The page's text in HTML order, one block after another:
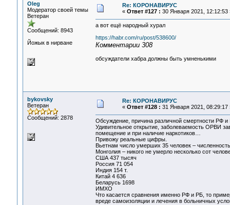
Oleg
Модератор своей темы
Ветеран
Сообщений: 8943
Йожык в нирване
Re: КОРОНАВИРУС
« Ответ #127 : 30 Января 2021, 12:12:53
а вот ещё народный хурал
https://habr.com/ru/post/538600/
Комментарии 308
обсуждатели хабра должны быть умненькими
bykovsky
Ветеран
Сообщений: 2878
Re: КОРОНАВИРУС
« Ответ #128 : 31 Января 2021, 08:29:17
Обсуждение, причина различной смертности РФ и
Удивительное открытие, заболеваемость ОРВИ
помещение и при наличие наркотиков…
Привожу реальные цифры.
Вьетнам число умерших 35 человек –
Монголия – никого не умерло несколько сот
США 437 тысяч
Россия 71 054
Индия 154 т.
Китай 4 636
Беларусь 1698
ИМХО
Что касается сравнения именно РФ и РБ, то
вреде самоизоляции и лечения в больничных